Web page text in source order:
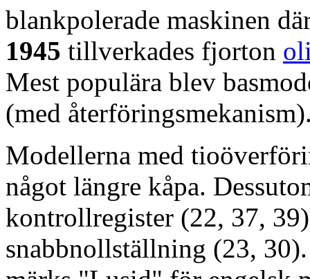
blankpolerade maskinen
1945 tillverkades fjorton
Mest populära blev
(med
Modellerna med
något längre kåpa.
kontrollregister (22, 37,
snabbnollställning (23,